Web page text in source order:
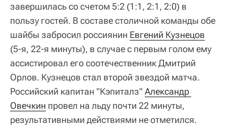
завершилась со счетом 5:2 (1:1, 2:1, 2:0) в
пользу гостей. В составе столичной команды обе
шайбы забросил россиянин Евгений Кузнецов
(5-я, 22-я минуты), в случае с первым голом ему
ассистировал его соотечественник Дмитрий
Орлов. Кузнецов стал второй звездой матча.
Российский капитан "Кэпиталз" Александр
Овечкин провел на льду почти 22 минуты,
результативными действиями не отметился.